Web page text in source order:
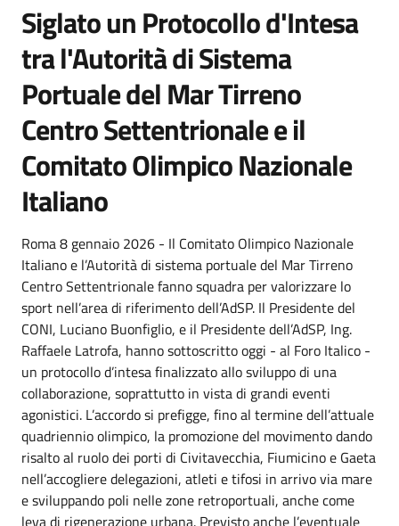
Siglato un Protocollo d'Intesa
tra l'Autorità di Sistema
Portuale del Mar Tirreno
Centro Settentrionale e il
Comitato Olimpico Nazionale
Italiano
Roma 8 gennaio 2026 - Il Comitato Olimpico Nazionale
Italiano e l’Autorità di sistema portuale del Mar Tirreno
Centro Settentrionale fanno squadra per valorizzare lo
sport nell’area di riferimento dell’AdSP. Il Presidente del
CONI, Luciano Buonfiglio, e il Presidente dell’AdSP, Ing.
Raffaele Latrofa, hanno sottoscritto oggi - al Foro Italico -
un protocollo d’intesa finalizzato allo sviluppo di una
collaborazione, soprattutto in vista di grandi eventi
agonistici. L’accordo si prefigge, fino al termine dell’attuale
quadriennio olimpico, la promozione del movimento dando
risalto al ruolo dei porti di Civitavecchia, Fiumicino e Gaeta
nell’accogliere delegazioni, atleti e tifosi in arrivo via mare
e sviluppando poli nelle zone retroportuali, anche come
leva di rigenerazione urbana. Previsto anche l’eventuale